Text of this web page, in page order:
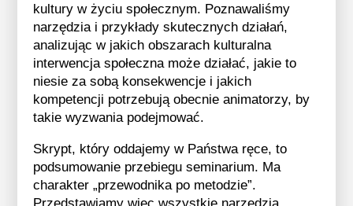
kultury w życiu społecznym. Poznawaliśmy
narzędzia i przykłady skutecznych działań,
analizując w jakich obszarach kulturalna
interwencja społeczna może działać, jakie to
niesie za sobą konsekwencje i jakich
kompetencji potrzebują obecnie animatorzy, by
takie wyzwania podejmować.
Skrypt, który oddajemy w Państwa ręce, to
podsumowanie przebiegu seminarium. Ma
charakter „przewodnika po metodzie”.